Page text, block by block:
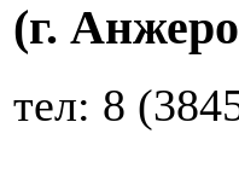
(г.
тел: 8